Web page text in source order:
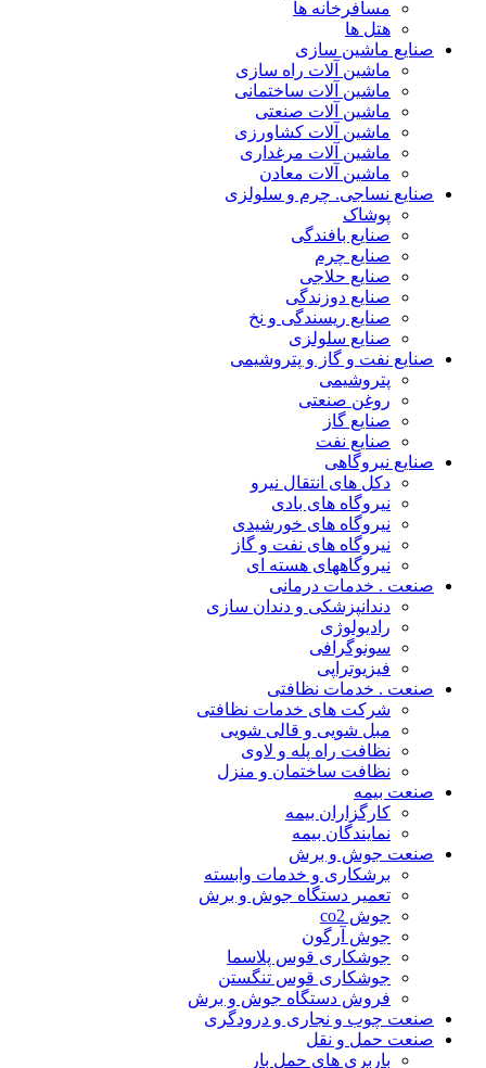
مسافرخانه ها
هتل ها
صنایع ماشین سازی
ماشین آلات راه سازی
ماشین آلات ساختمانی
ماشین آلات صنعتی
ماشین آلات کشاورزی
ماشین آلات مرغداری
ماشین آلات معادن
صنایع نساجی. چرم و سلولزی
پوشاک
صنایع بافندگی
صنایع چرم
صنایع حلاجی
صنایع دوزندگی
صنایع ریسندگی و نخ
صنایع سلولزی
صنایع نفت و گاز و پتروشیمی
پتروشیمی
روغن صنعتی
صنایع گاز
صنایع نفت
صنایع نیروگاهی
دکل های انتقال نیرو
نیروگاه های بادی
نیروگاه های خورشیدی
نیروگاه های نفت و گاز
نیروگاههای هسته ای
صنعت . خدمات درمانی
دندانپزشکی و دندان سازی
رادیولوژی
سونوگرافی
فیزیوتراپی
صنعت . خدمات نظافتی
شرکت های خدمات نظافتی
مبل شویی و قالی شویی
نظافت راه پله و لاوی
نظافت ساختمان و منزل
صنعت بیمه
کارگزاران بیمه
نمایندگان بیمه
صنعت جوش و برش
برشکاری و خدمات وابسته
تعمیر دستگاه جوش و برش
جوش co2
جوش آرگون
جوشکاری قوس پلاسما
جوشکاری قوس تنگستن
فروش دستگاه جوش و برش
صنعت چوب و نجاری و درودگری
صنعت حمل و نقل
باربری های حمل بار